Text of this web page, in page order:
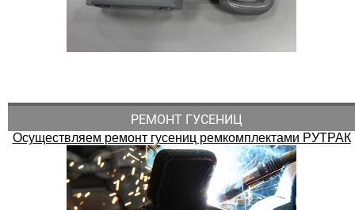
РЕМОНТ ГУСЕНИЦ
Осуществляем ремонт гусениц ремкомплектами РУТРАК